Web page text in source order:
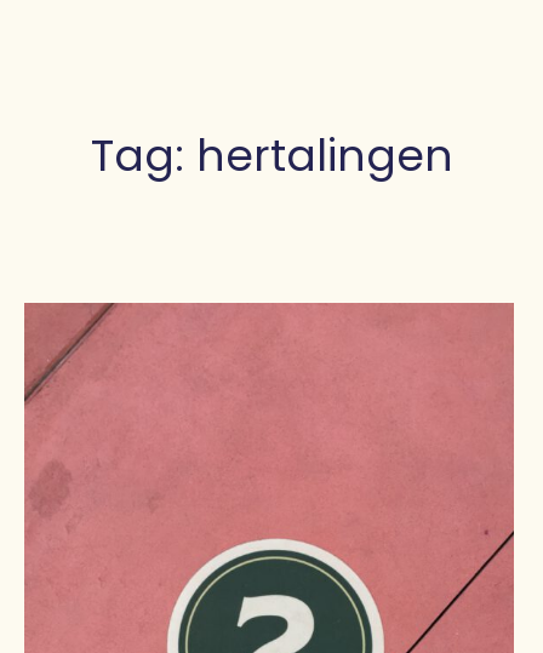
Lesmaterialen
Contact
Tag: hertalingen